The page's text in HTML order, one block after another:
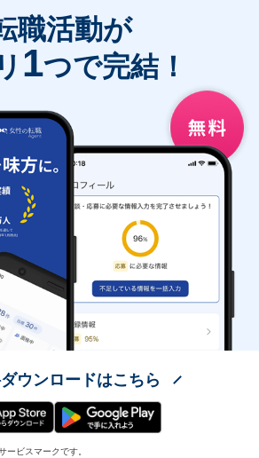
職活動が
1つで完結！
ウンロードはこちら
ビスマークです。